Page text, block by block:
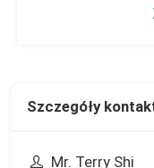
Szczegóły
Mr. Terry Shi